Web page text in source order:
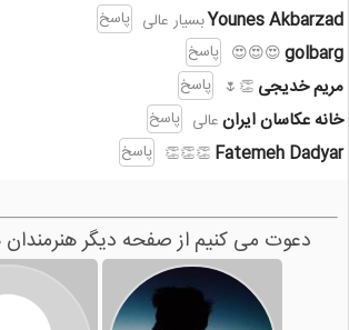
Younes Akbarzadبسیار عالی پاسخ
golbarg
😍😍😍 پاسخ
مریم خدیجی 👏🌷 پاسخ
خانه عکاسان ایرانعالی پاسخ
Fatemeh Dadyar
👏👏👏 پاسخ
دعوت می کنیم از صفحه دیگر